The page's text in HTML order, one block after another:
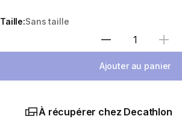
Taille:Sans taille
Ajouter au panier
À récupérer chez Decathlon